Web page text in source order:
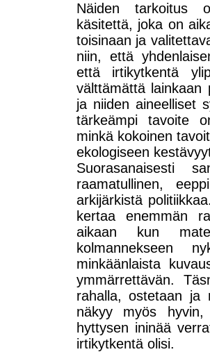
Näiden tarkoitus
käsitettä, joka on
toisinaan ja
niin, että
että irtikytkentä
välttämättä lainkaan
ja niiden aineelliset
tärkeämpi tavoite
minkä kokoinen
ekologiseen
Suorasanaisesti
raamatullinen,
arkijärkistä
kertaa enemmän
aikaan kun
kolmannekseen
minkäänlaista
ymmärrettävän.
rahalla, ostetaan ja
näkyy myös
hyttysen ininää
irtikytkentä olisi.